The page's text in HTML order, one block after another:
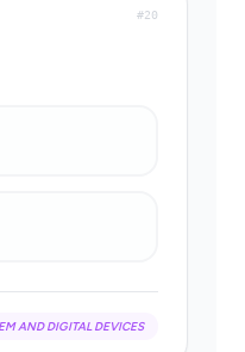
#20
AND DIGITAL DEVICES